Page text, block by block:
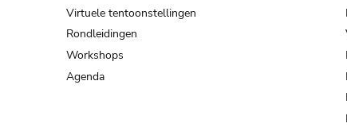
Virtuele tentoonstellingen
Rondleidingen
Workshops
Agenda